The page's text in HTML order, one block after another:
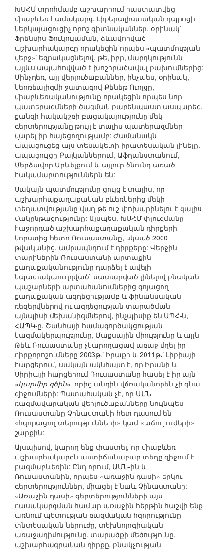
ԽՍՀՄ տրոհմամբ աշխարհում հաստատվեց
միաբևեռ համակարգ: Լիբերալիստական դպրոցի
ներկայացուցիչ որոշ գիտնականներ, օրինակ`
Ֆրենսիս Ֆուկույաման, ձևավորված
աշխարհակարգը որակեցին որպես «պատմության
վերջ»՝ եզրակացնելով, թե, իբր, մարդկությունն
այլևս ապահովված է խոշորածավալ բախումներից:
Մինչդեռ, այլ վերլուծաբաններ, ինչպես, օրինակ,
նեոռեալիզմի ջատագով Քենեթ Ուոլցը,
միաբևեռականությունը որակեցին որպես նոր
պատերազմների ծագման բարենպաստ ասպարեզ,
քանզի հակակշռի բացակայությունը մեկ
գերտերությանը թույլ է տալիս պատերազմներ
վարել իր հայեցողությամբ: Ժամանակն
ապացուցեց այս տեսակետի իրատեսական լինելը.
ապացույցը Բալկաններում, Աֆղանստանում,
Մերձավոր Արևելքում և այլուր ծնունդ առած
հակամարտություններն են:
Սակայն պատմությունը ցույց է տալիս, որ
աշխարհաքաղաքական բևեռներից մեկի
տեղատվությանը վաղ թե ուշ փոխարինելու է գալիս
մակընթացությունը: Այսպես. ԽՍՀՄ փլուզմանը
հաջորդած աշխարհաքաղաքական դիրքերի
կորստից հետո Ռուսաստանը, սկսած 2000
թվականից, ամրապնդում է դիրքերը: Վերջին
տարիներին Ռուսաստանի արտաքին
քաղաքականությունը դարձել է ավելի
նպատակաուղղված` սատարված լինելով բնական
պաշարների արտահանումներից գոյացող
քաղաքական ազդեցությամբ և ֆինանսական
ռեզերվներով ու ազդեցության տարածման
այնպիսի մեխանիզմներով, ինչպիսիք են ԱՊՀ-ն,
ՀԱՊԿ-ը, Շանհայի համագործակցության
կազմակերպությունը, Մաքսային միությունը և այլն:
Թեև Ռուսաստանը չկարողացավ առաջ մղել իր
դիրքորոշումները 2003թ.՝ Իրաքի և 2011թ․՝ Լիբիայի
հարցերում, սակայն ակնհայտ է, որ Իրանի և
Սիրիայի հարցերում Ռուսաստանը հասել է իր այն
«կարմիր գծին», որից անդին վճռականորեն չի գնա
զիջումների: Պատահական չէ, որ ԱՄՆ
ռազմավարական վերլուծաբանները նույնպես
Ռուսաստանը Չինաստանի հետ դասում են
«հզորացող տերությունների» կամ «աճող ուժերի»
շարքին:
Այսպիսով, կարող ենք փաստել, որ միաբևեռ
աշխարհակարգն աստիճանաբար տեղը զիջում է
բազմաբևեռին: Ընդ որում, ԱՄՆ-ին և
Ռուսաստանին, որպես «առաջին դասի» երկու
գերտերություններ, միացել է նաև Չինաստանը:
«Առաջին դասի» գերտերությունների այս
դասակարգման համար առաջին հերթին հաշվի ենք
առնում պետության ռազմական հզորությունը,
տնտեսական ներուժը, տեխնոլոգիական
առաջադիմությունը, տարածքի մեծությունը,
աշխարհագրական դիրքը, բնակչության